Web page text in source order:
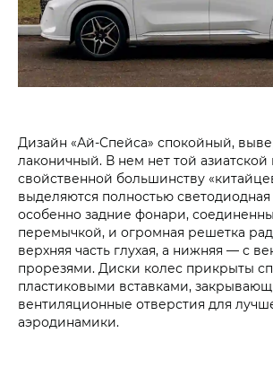
Дизайн «Ай-Спейса» спокойный,
лаконичный. В нем нет той азиатской
свойственной большинству
выделяются полностью
особенно задние фонари,
перемычкой, и огромная решетка
верхняя часть глухая, а нижняя — с
прорезями. Диски колес прикрыты
пластиковыми вставками,
вентиляционные отверстия для
аэродинамики.